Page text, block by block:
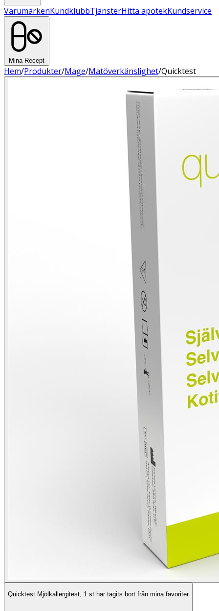
VarumärkenKundklubbTjänsterHitta apotekKundservice
Mina Recept
Hem/Produkter/Mage/Matöverkänslighet/Quicktest
Quicktest Mjölkallergitest, 1 st har tagits bort från mina favoriter